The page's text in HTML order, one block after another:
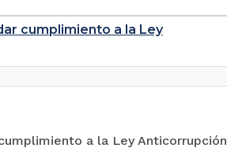
cumplimiento a la Ley
a la Ley Anticorrupción